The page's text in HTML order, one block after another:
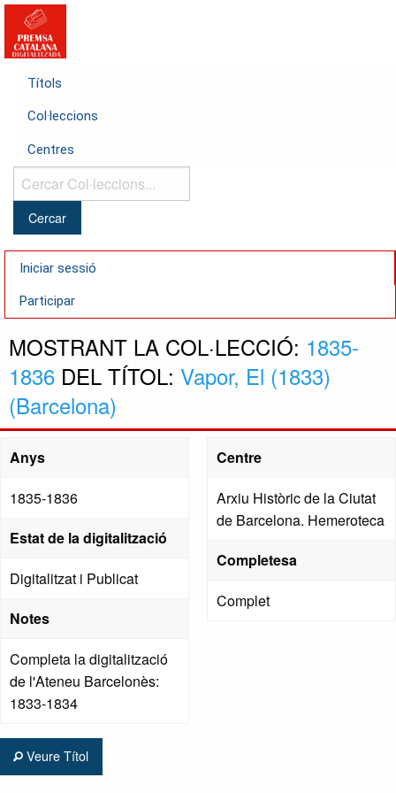
Títols
Col·leccions
Centres
Cercar
Col·leccions...
Iniciar sessió
Participar
MOSTRANT LA COL·LECCIÓ: 1835-
1836 DEL TÍTOL: Vapor, El (1833)
(Barcelona)
Anys
1835-1836
Estat de la digitalització
Digitalitzat i Publicat
Notes
Completa la digitalització
de l'Ateneu Barcelonès:
1833-1834
Centre
Arxiu Històric de la Ciutat
de Barcelona. Hemeroteca
Completesa
Complet
Veure Títol